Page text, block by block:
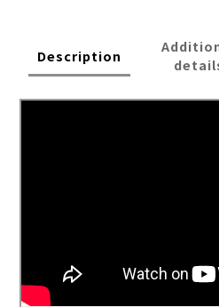
Description